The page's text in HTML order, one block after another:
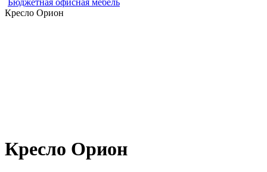
Бюджетная офисная мебель
Кресло Орион
Кресло Орион